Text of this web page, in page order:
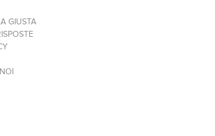
GIUSTA